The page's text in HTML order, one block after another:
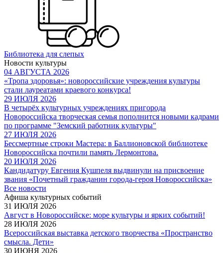
Библиотека для слепых
Новости культуры
04 АВГУСТА 2026
«Тропа здоровья»: новороссийские учреждения культуры
стали лауреатами краевого конкурса!
29 ИЮЛЯ 2026
В четырёх культурных учреждениях пригорода
Новороссийска творческая семья пополнится новыми кадрами
по программе "Земский работник культуры"
27 ИЮЛЯ 2026
Бессмертные строки Мастера: в Баллионовской библиотеке
Новороссийска почтили память Лермонтова.
20 ИЮЛЯ 2026
Кандидатуру Евгения Кушпеля выдвинули на присвоение
звания «Почетный гражданин города-героя Новороссийска»
Все новости
Афиша культурных событий
31 ИЮЛЯ 2026
Август в Новороссийске: море культуры и ярких событий!
28 ИЮЛЯ 2026
Всероссийская выставка детского творчества «Пространство
смысла. Дети»
30 ИЮНЯ 2026